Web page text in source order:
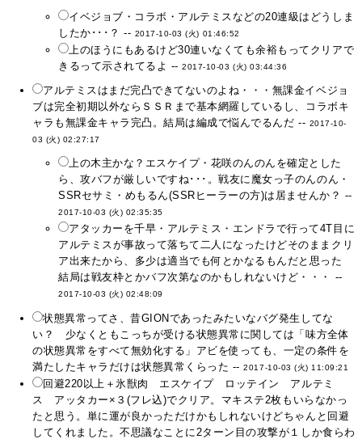
イベジョブ・コラボ・アルテミスなどの20連級はどうしま
したか･･･？ -- 2017-10-03 (火) 01:46:52
上のほうにもあるけど30連いなくても余裕もってクリアで
きるって示されてるよ --2017-10-03 (火) 03:44:36
アルテミスはまだ完凸できてないのよね・・・無課金イベジョ
ブは完全初期以外ならＳＳＲまで基本網羅しているし、コラボキ
ャラも無課金キャラ完凸。結局は編成で悩んでるんだ -- 2017-10-
03 (火) 02:27:17
上の木主かな？エスケイプ・花咲のんのんを確定とした
ら、攻バフが厳しいですね･･･。戦友に魔女っ子のんのん・
SSRセサミ・めもるん(SSRヒーラーの方)は居ませんか？ --
2017-10-03 (火) 02:35:35
アタッカーを千早・アルテミス・エンドラで行って4T目に
アルテミスが事故って落ちて二人になったけどそのままクリ
ア出来たから、多少は適当でも何とかなるもんだと思った
結局は戦友枠とかバフ次第なのかもしれないけど・・・ --
2017-10-03 (火) 02:48:09
状態異常ってさ、昔GIONであったみたいなバグ発生してな
い？ 少なくともこっちが受ける状態異常に関しては「味方全体
の状態異常をすべて無効化する」アビを使っても、一定の条件を
満たしたキャラだけは状態異常くらった --2017-10-03 (火) 11:09:21
回避220以上＋氷獣肉 エスケイプ ロッテイン アルテミ
ス アッタカー×３(フレ込)でクリア。マキステ2枚もいらなかっ
たと思う。単に運が良かっただけかもしれないけどちゃんと回避
してくれました。不思議なことに2ターン目の攻撃が１しか食らわ